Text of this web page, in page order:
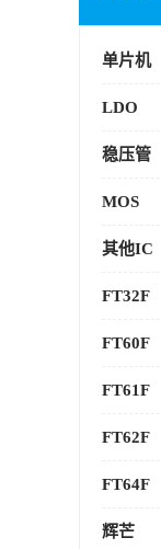
单片机
LDO
稳压管
MOS
其他IC
FT32F
FT60F
FT61F
FT62F
FT64F
辉芒